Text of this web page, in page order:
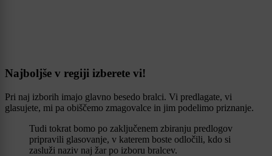
Najboljše v regiji izberete vi!
Pri naj izborih imajo glavno besedo bralci. Vi predlagate, vi
glasujete, mi pa obiščemo zmagovalce in jim podelimo priznanje.
Tudi tokrat bomo po zaključenem zbiranju predlogov
pripravili glasovanje, v katerem boste odločili, kdo si
zasluži naziv naj žar po izboru bralcev.